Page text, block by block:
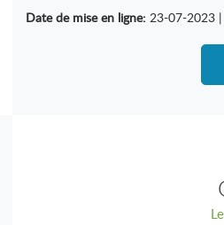
Date de mise en ligne: 23-07-2023 |